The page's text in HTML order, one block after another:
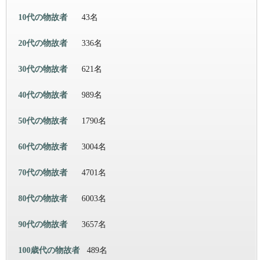
10代の物故者 43名
20代の物故者 336名
30代の物故者 621名
40代の物故者 989名
50代の物故者 1790名
60代の物故者 3004名
70代の物故者 4701名
80代の物故者 6003名
90代の物故者 3657名
100歳代の物故者 489名